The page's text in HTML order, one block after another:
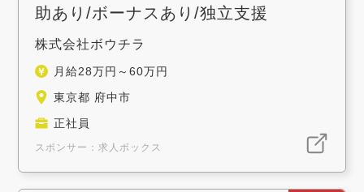
助あり/ボーナスあり/独立支援
株式会社ボウチラ
月給28万円～60万円
東京都 府中市
正社員
スポンサー：求人ボックス